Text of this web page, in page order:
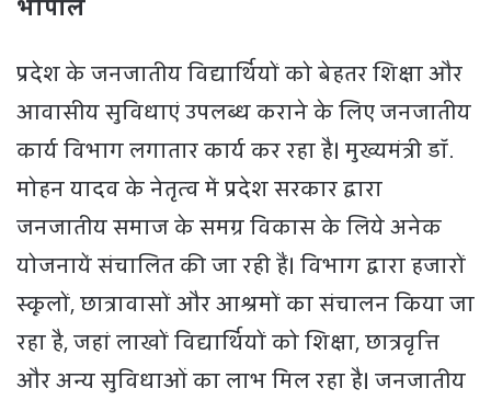
भोपाल
प्रदेश के जनजातीय विद्यार्थियों को बेहतर शिक्षा और
आवासीय सुविधाएं उपलब्ध कराने के लिए जनजातीय
कार्य विभाग लगातार कार्य कर रहा है। मुख्‍यमंत्री डॉ.
मोहन यादव के नेतृत्‍व में प्रदेश सरकार द्वारा
जनजातीय समाज के समग्र विकास के लिये अनेक
योजनायें संचालित की जा रही हैं। विभाग द्वारा हजारों
स्कूलों, छात्रावासों और आश्रमों का संचालन किया जा
रहा है, जहां लाखों विद्यार्थियों को शिक्षा, छात्रवृत्ति
और अन्य सुविधाओं का लाभ मिल रहा है। जनजातीय